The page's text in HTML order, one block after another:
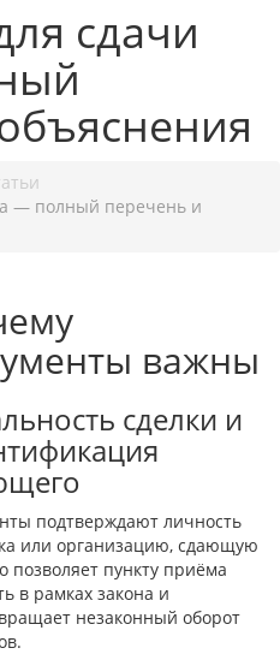
сдачи
— полный перечень и
важны
сделки и
подтверждают личность
или организацию, сдающую
позволяет пункту приёма
в рамках закона и
незаконный оборот